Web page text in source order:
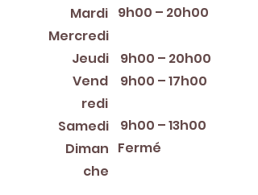
Mardi
Mercredi
Jeudi
Vend
redi
Samedi
Diman
che
9h00 – 20h00
9h00 – 20h00
9h00 – 13h00
9h00 – 17h00
Fermé